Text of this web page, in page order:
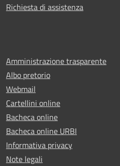
Richiesta di assistenza
Amministrazione trasparente
Albo pretorio
Webmail
Cartellini online
Bacheca online
Bacheca online URBI
Informativa privacy
Note legali